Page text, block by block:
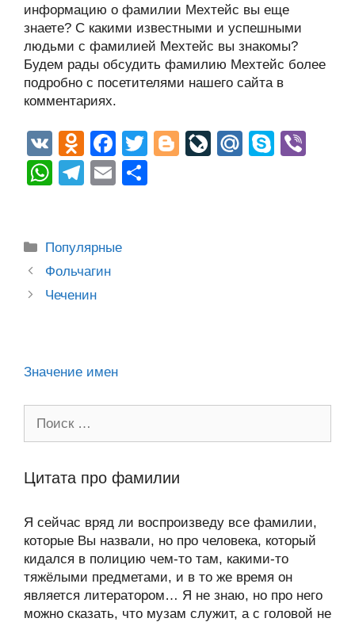
информацию о фамилии Мехтейс вы еще
знаете? С какими известными и успешными
людьми с фамилией Мехтейс вы знакомы?
Будем рады обсудить фамилию Мехтейс более
подробно с посетителями нашего сайта в
комментариях.
V
K
O
d
n
kl
a
ss
F
a
c
b
T
Bl Li
M S
W
s
A
p
T
gr
a
m
E
Рубрики
Популярные
Post
navigation
Фольчагин
Чеченин
Значение имен
Цитата про фамилии
Я сейчас вряд ли воспроизведу все фамилии,
которые Вы назвали, но про человека, который
кидался в полицию чем-то там, какими-то
тяжёлыми предметами, и в то же время он
является литератором… Я не знаю, но про него
можно сказать, что музам служит, а с головой не